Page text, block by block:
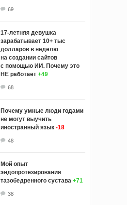
69
17-летняя девушка
зарабатывает 10+ тыс
долларов в неделю
на создании сайтов
с помощью ИИ. Почему это
НЕ работает +49
68
Почему умные люди годами
не могут выучить
иностранный язык -18
48
Мой опыт
эндопротезирования
тазобедренного сустава +71
38